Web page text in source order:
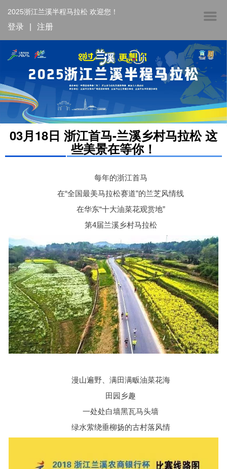
2025浙江兰溪半程马拉松 欢迎您！
登录 注册
03月18日 浙江首马-兰溪乡村马拉松 这
些美景在等你！
每年的浙江首马
在“全国最美马拉松赛道”的兰芝风情线
在华东“十大油菜花观赏地”
第4届兰溪乡村马拉松
漫山遍野、满田满畈油菜花海
田园乡趣
一处处白墙黑瓦马头墙
绿水萦绕垂柳扬的古村落风情